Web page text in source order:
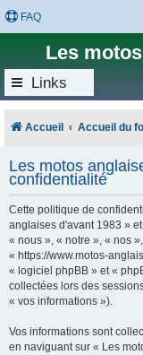
FAQ
Les
Links
Accueil Accueil du
Les motos
confidentialité
Cette politique de
anglaises d'avant 1983 »
« nous », « notre », « nos
« https://www.motos-
« logiciel phpBB » et «
collectées lors des
« vos informations »).
Vos informations sont
en naviguant sur « Les